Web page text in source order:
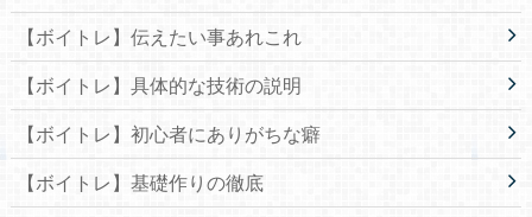
【ボイトレ】伝えたい事あれこれ
【ボイトレ】具体的な技術の説明
【ボイトレ】初心者にありがちな癖
【ボイトレ】基礎作りの徹底